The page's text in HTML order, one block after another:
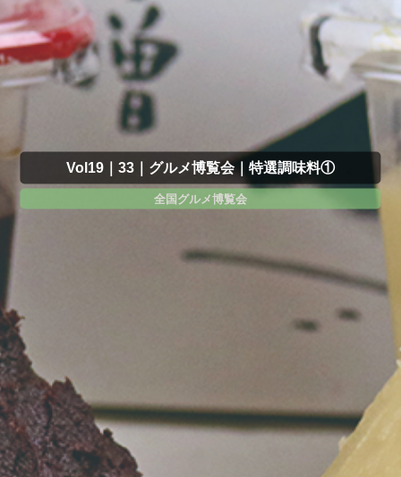
Vol19｜33｜グルメ博覧会｜特選調味料①
全国グルメ博覧会